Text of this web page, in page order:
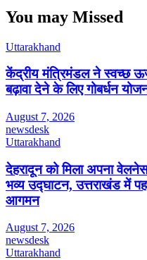
You may Missed
Uttarakhand
केंद्रीय मंत्रिमंडल ने स्वच्छ
बढ़ावा देने के लिए गोबर्धन
August 7, 2026
newsdesk
Uttarakhand
देहरादून को मिला अपना
भव्य उद्घाटन, उत्तराखंड में
आगमन
August 7, 2026
newsdesk
Uttarakhand